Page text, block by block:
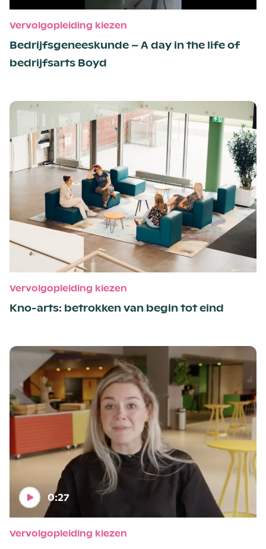
Vervolgopleiding kiezen
Bedrijfsgeneeskunde – A day in the life of
bedrijfsarts Boyd
Vervolgopleiding kiezen
Kno-arts: betrokken van begin tot eind
0:27
Vervolgopleiding kiezen